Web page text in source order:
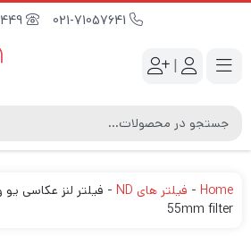
09364165449
|
Home
- فیلتر های ND -
55mm filter